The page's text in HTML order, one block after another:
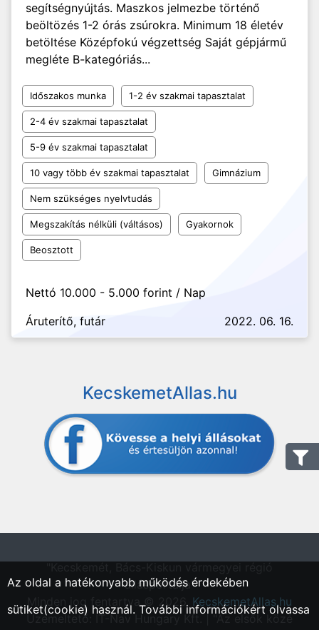
segítségnyújtás. Maszkos jelmezbe történő
beöltözés 1-2 órás zsúrokra. Minimum 18 életév
betöltése Középfokú végzettség Saját gépjármű
megléte B-kategóriás...
Időszakos munka 1-2 év szakmai tapasztalat
2-4 év szakmai tapasztalat
5-9 év szakmai tapasztalat
10 vagy több év szakmai tapasztalat Gimnázium
Nem szükséges nyelvtudás
Megszakítás nélküli (váltásos) Gyakornok
Beosztott
Nettó 10.000 - 5.000 forint / Nap
Áruterítő, futár
2022. 06. 16.
KecskemetAllas.hu
állásportálja"
Minden jog fentartva © 2026. KecskemetAllas.hu
Üzemeltető: IT-Nav Hungary Kft. | "Az elsők közé
Az oldal a hatékonyabb működés érdekében
sütiket(cookie) használ. További információkért olvassa